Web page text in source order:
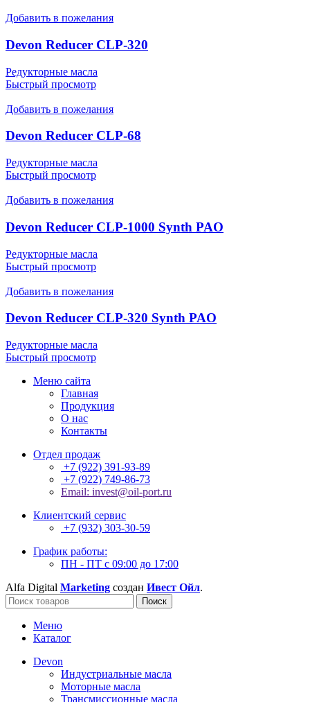
Добавить в пожелания
Devon Reducer CLP-320
Редукторные масла
Быстрый просмотр
Добавить в пожелания
Devon Reducer CLP-68
Редукторные масла
Быстрый просмотр
Добавить в пожелания
Devon Reducer CLP-1000 Synth PAO
Редукторные масла
Быстрый просмотр
Добавить в пожелания
Devon Reducer CLP-320 Synth PAO
Редукторные масла
Быстрый просмотр
Меню сайта
Главная
Продукция
О нас
Контакты
Отдел продаж
+7 (922) 391-93-89
+7 (922) 749-86-73
Email: invest@oil-port.ru
Клиентский сервис
+7 (932) 303-30-59
График работы:
ПН - ПТ с 09:00 до 17:00
Alfa Digital Marketing создан Ивест Ойл.
Поиск
Меню
Каталог
Devon
Индустриальные масла
Моторные масла
Трансмиссионные масла